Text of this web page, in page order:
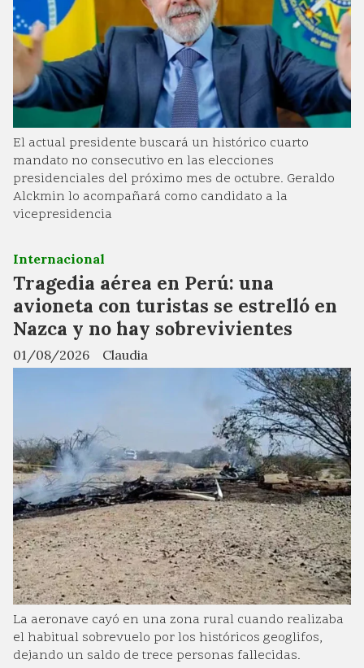
El actual presidente buscará un histórico cuarto
mandato no consecutivo en las elecciones
presidenciales del próximo mes de octubre. Geraldo
Alckmin lo acompañará como candidato a la
vicepresidencia
Tragedia aérea en Perú: una
avioneta con turistas se estrelló en
Nazca y no hay sobrevivientes
Claudia
Internacional
01/08/2026
La aeronave cayó en una zona rural cuando realizaba
el habitual sobrevuelo por los históricos geoglifos,
dejando un saldo de trece personas fallecidas.